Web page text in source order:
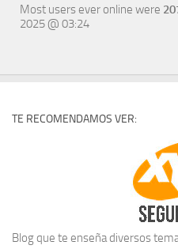
Most users ever online were
2025 @ 03:24
TE RECOMENDAMOS VER:
Blog que te enseña diversos